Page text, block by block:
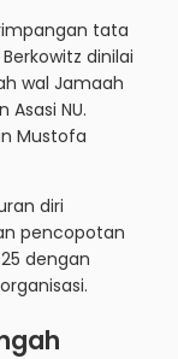
tata
dinilai
wal Jamaah
NU.
Mustofa
diri
pencopotan
dengan